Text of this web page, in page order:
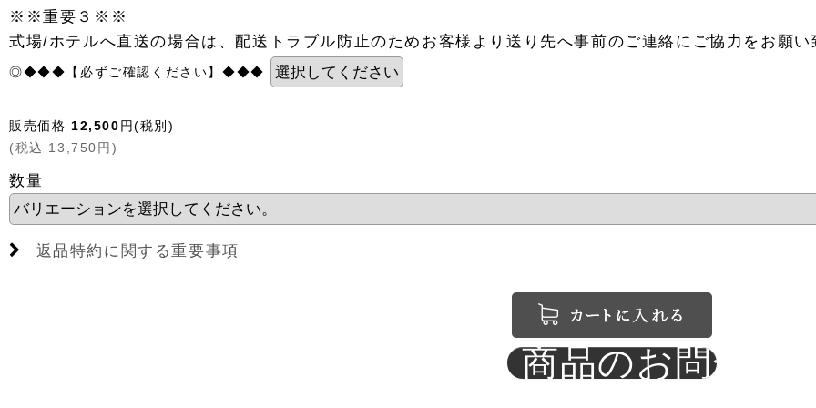
※※重要３※※
式場/ホテルへ直送の場合は、配送トラブル防止のためお客様より送り先へ事前のご連絡にご協力をお願い
◎◆◆◆【必ずご確認ください】◆◆◆
販売価格 12,500円(税別)
(税込 13,750 円 )
数量
返品特約に関する重要事項
商品のお問合せ